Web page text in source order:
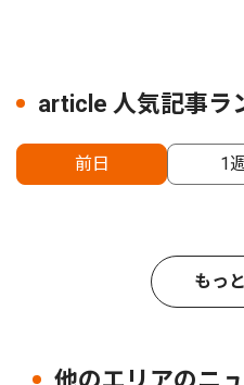
article 人気記事ラ
前日 1
もっ